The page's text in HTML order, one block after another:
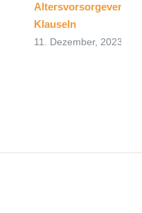
Klauseln
11. Dezember, 2023